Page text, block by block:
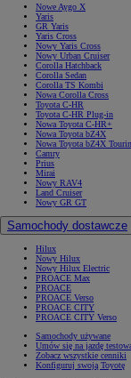
Nowe Aygo X
Yaris
GR Yaris
Yaris Cross
Nowy Yaris Cross
Nowy Urban Cruiser
Corolla Hatchback
Corolla Sedan
Corolla TS Kombi
Nowa Corolla Cross
Toyota C-HR
Toyota C-HR Plug-in
Nowa Toyota C-HR+
Nowa Toyota bZ4X
Nowa Toyota bZ4X
Camry
Prius
Mirai
Nowy RAV4
Land Cruiser
Nowy GR GT
Samochody dostawcze
Hilux
Nowy Hilux
Nowy Hilux Electric
PROACE Max
PROACE
PROACE Verso
PROACE CITY
PROACE CITY Verso
Samochody używane
Umów się na jazdę
Zobacz wszystkie cenniki
Konfiguruj swoją Toyotę